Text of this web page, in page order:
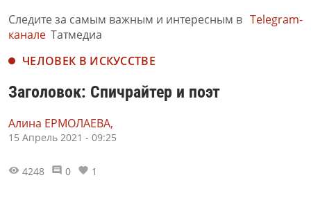
Следите за самым важным и интересным в Telegram-
канале Татмедиа
ЧЕЛОВЕК В ИСКУССТВЕ
Заголовок: Спичрайтер и поэт
Алина ЕРМОЛАЕВА,
15 Апрель 2021 - 09:25
4248 0 1